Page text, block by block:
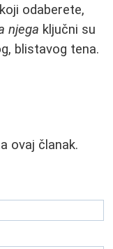
odaberete,
njega ključni su
blistavog tena.
ovaj članak.